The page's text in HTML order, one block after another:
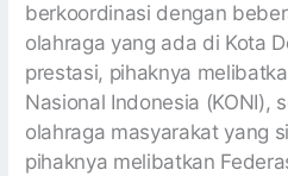
berkoordinasi dengan
olahraga yang ada di Kota
prestasi, pihaknya
Nasional Indonesia (KONI),
olahraga masyarakat yang
pihaknya melibatkan